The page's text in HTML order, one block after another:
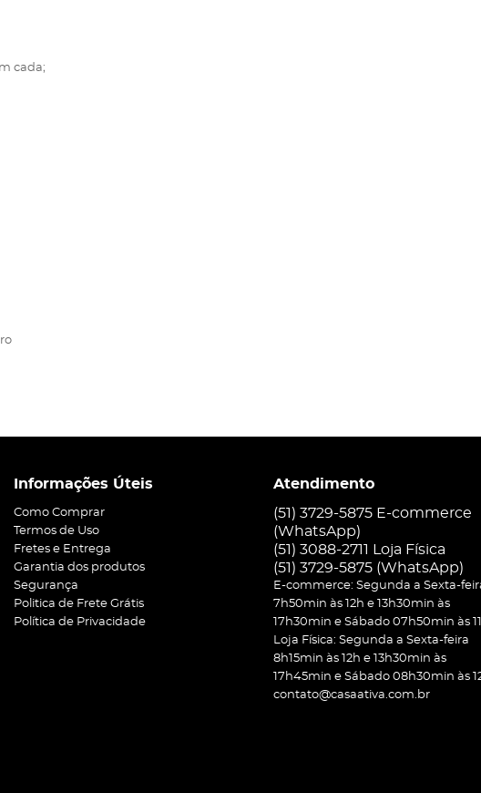
cada;
Informações Úteis
Como Comprar
Termos de Uso
Fretes e Entrega
Garantia dos produtos
Segurança
Politica de Frete Grátis
Política de Privacidade
Atendimento
(51) 3729-5875 E-commerce
(WhatsApp)
(51) 3088-2711 Loja Física
(51) 3729-5875 (WhatsApp)
E-commerce: Segunda a Sexta-
7h50min às 12h e 13h30min às
17h30min e Sábado 07h50min às
Loja Física: Segunda a Sexta-feira
8h15min às 12h e 13h30min às
17h45min e Sábado 08h30min às
contato@casaativa.com.br